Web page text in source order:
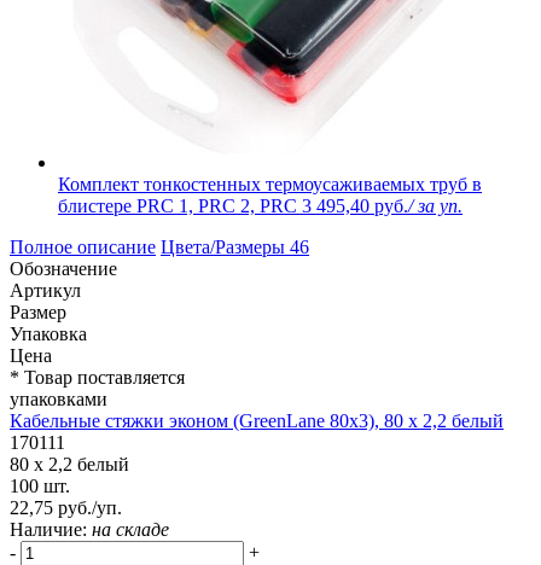
Комплект тонкостенных термоусаживаемых труб в
блистере PRC 1, PRC 2, PRC 3 495,40 руб./ за уп.
Полное описание Цвета/Размеры 46
Обозначение
Артикул
Размер
Упаковка
Цена
* Товар поставляется
упаковками
Кабельные стяжки эконом (GreenLane 80х3), 80 х 2,2 белый
170111
80 х 2,2 белый
100 шт.
22,75 руб./уп.
Наличие: на складе
-
+